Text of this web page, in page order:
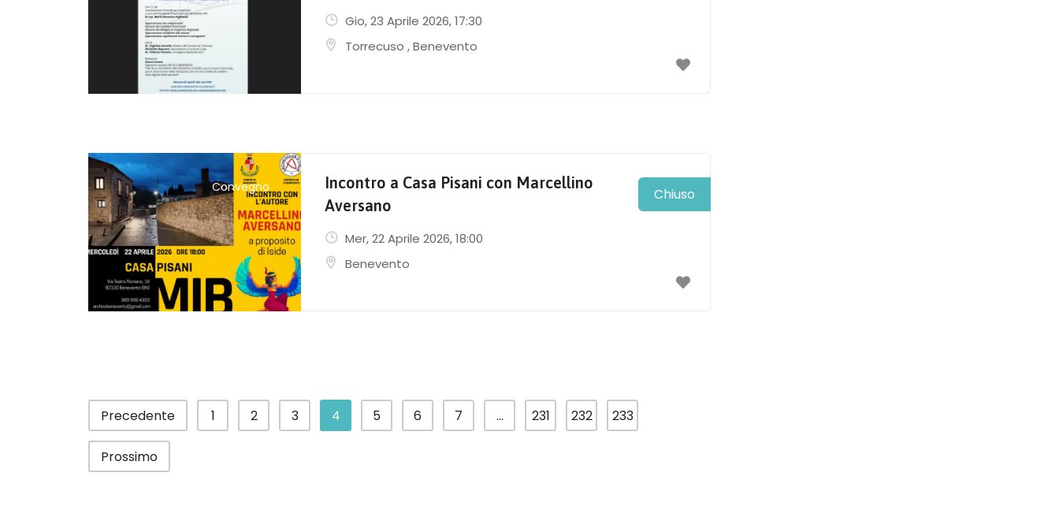
Gio, 23 Aprile 2026, 17:30
Torrecuso ,Benevento
Convegno
Incontro a Casa Pisani con Marcellino
Aversano
Chiuso
Mer, 22 Aprile 2026, 18:00
Benevento
Precedente 1 2 3 4 5 6 7 … 231 232 233
Prossimo